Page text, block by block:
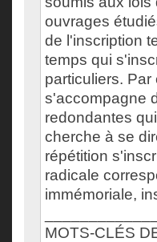
ouvrages
de l'inscription
temps qui
particuliers.
s'accompagne
redondantes
cherche à se
répétition
radicale
immémoriale,
MOTS-CLÉS